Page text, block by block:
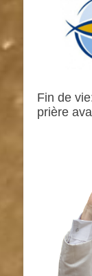
Fin de
prière